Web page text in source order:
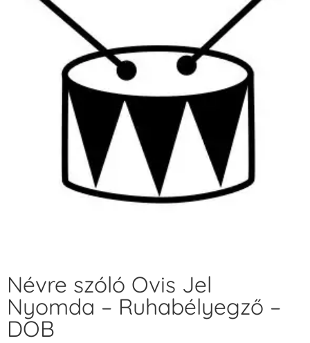
Névre szóló Ovis Jel
Nyomda – Ruhabélyegző –
DOB